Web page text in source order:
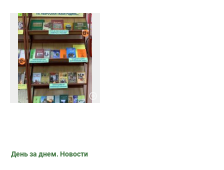
День за днем. Новости